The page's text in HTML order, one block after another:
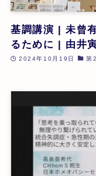
基調講演 | 未曾
るために | 由井
2024年10月19日 第